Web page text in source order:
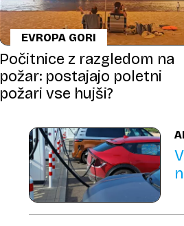
EVROPA GORI
Počitnice z razgledom na
požar: postajajo poletni
požari vse hujši?